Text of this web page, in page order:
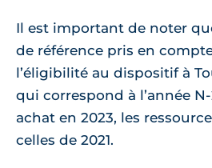
Il est important de noter
de référence pris en
l’éligibilité au dispositif à
qui correspond à l’année
achat en 2023, les
celles de 2021.